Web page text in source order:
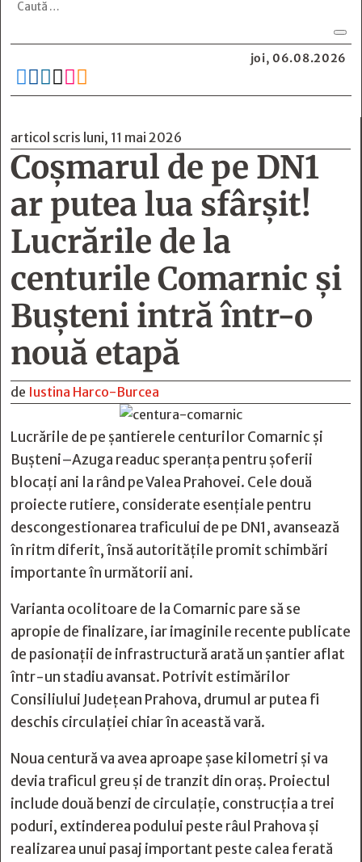
joi, 06.08.2026
     
articol scris luni, 11 mai 2026
Coșmarul de pe DN1
ar putea lua sfârșit!
Lucrările de la
centurile Comarnic și
Bușteni intră într-o
nouă etapă
de Iustina Harco-Burcea
Lucrările de pe șantierele centurilor Comarnic și
Bușteni–Azuga readuc speranța pentru șoferii
blocați ani la rând pe Valea Prahovei. Cele două
proiecte rutiere, considerate esențiale pentru
descongestionarea traficului de pe DN1, avansează
în ritm diferit, însă autoritățile promit schimbări
importante în următorii ani.
Varianta ocolitoare de la Comarnic pare să se
apropie de finalizare, iar imaginile recente publicate
de pasionații de infrastructură arată un șantier aflat
într-un stadiu avansat. Potrivit estimărilor
Consiliului Județean Prahova, drumul ar putea fi
deschis circulației chiar în această vară.
Noua centură va avea aproape șase kilometri și va
devia traficul greu și de tranzit din oraș. Proiectul
include două benzi de circulație, construcția a trei
poduri, extinderea podului peste râul Prahova și
realizarea unui pasaj important peste calea ferată